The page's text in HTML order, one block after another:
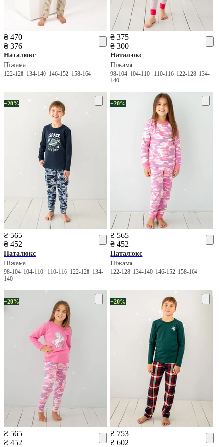
₴ 470
₴ 376
Наталюкс
Піжама
122-128 134-140 146-152 158-164
₴ 375
₴ 300
Наталюкс
Піжама
98-104 104-110 110-116 122-128 134-
140
−20%
₴ 565
₴ 452
Наталюкс
Піжама
98-104 104-110 110-116 122-128 134-
140
−20%
₴ 565
₴ 452
Наталюкс
Піжама
122-128 134-140 146-152 158-164
−20%
₴ 565
₴ 452
−20%
₴ 753
₴ 602